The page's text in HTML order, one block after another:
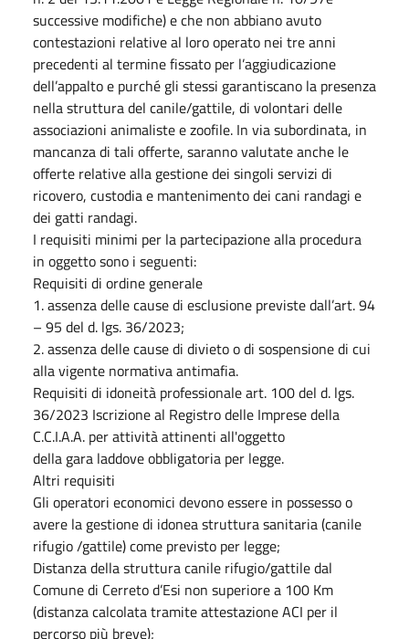
successive modifiche) e che non abbiano avuto
contestazioni relative al loro operato nei tre anni
precedenti al termine fissato per l’aggiudicazione
dell’appalto e purché gli stessi garantiscano la presenza
nella struttura del canile/gattile, di volontari delle
associazioni animaliste e zoofile. In via subordinata, in
mancanza di tali offerte, saranno valutate anche le
offerte relative alla gestione dei singoli servizi di
ricovero, custodia e mantenimento dei cani randagi e
dei gatti randagi.
I requisiti minimi per la partecipazione alla procedura
in oggetto sono i seguenti:
Requisiti di ordine generale
1. assenza delle cause di esclusione previste dall’art. 94
– 95 del d. lgs. 36/2023;
2. assenza delle cause di divieto o di sospensione di cui
alla vigente normativa antimafia.
Requisiti di idoneità professionale art. 100 del d. lgs.
36/2023 Iscrizione al Registro delle Imprese della
C.C.I.A.A. per attività attinenti all'oggetto
della gara laddove obbligatoria per legge.
Altri requisiti
Gli operatori economici devono essere in possesso o
avere la gestione di idonea struttura sanitaria (canile
rifugio /gattile) come previsto per legge;
Distanza della struttura canile rifugio/gattile dal
Comune di Cerreto d’Esi non superiore a 100 Km
(distanza calcolata tramite attestazione ACI per il
percorso più breve);